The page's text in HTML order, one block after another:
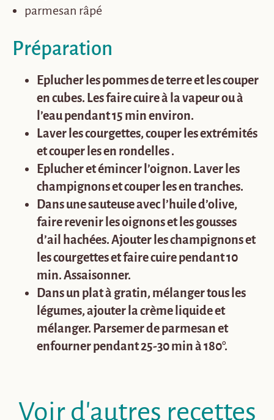
parmesan râpé
Préparation
Eplucher les pommes de terre et les couper
en cubes. Les faire cuire à la vapeur ou à
l’eau pendant 15 min environ.
Laver les courgettes, couper les extrémités
et couper les en rondelles .
Eplucher et émincer l’oignon. Laver les
champignons et couper les en tranches.
Dans une sauteuse avec l’huile d’olive,
faire revenir les oignonset les gousses
d’ail hachées. Ajouter les champignons et
les courgettes et faire cuire pendant 10
min. Assaisonner.
Dans un plat à gratin, mélanger tous les
légumes, ajouter la crème liquide et
mélanger. Parsemer de parmesan et
enfourner pendant 25-30 min à 180°.
Voir d'autres recettes